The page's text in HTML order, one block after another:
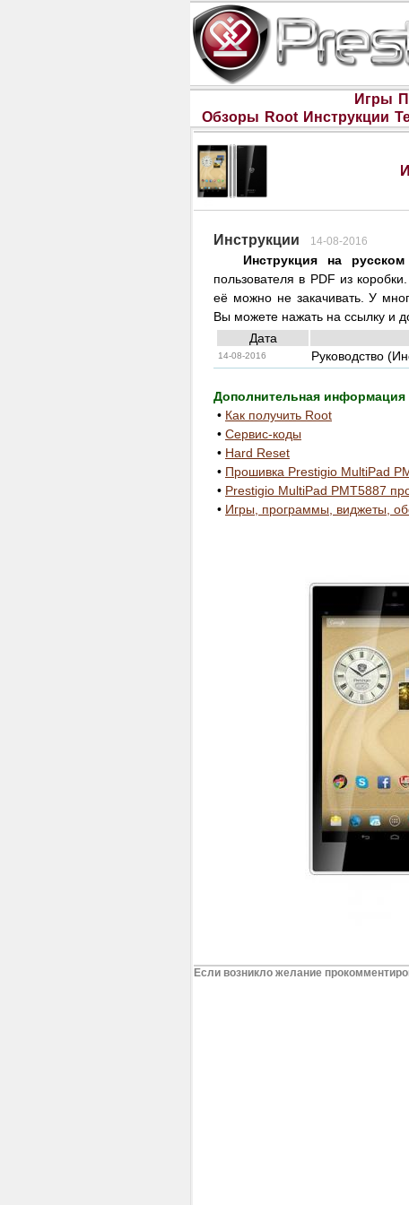
Игры
Обзоры Root Инструкции
Инструкции 14-08-2016
Инструкция на
пользователя в PDF из
её можно не закачивать. У
Вы можете нажать на ссылку и
Дата
14-08-2016 Руководство
Дополнительная информация
• Как получить Root
• Сервис-коды
• Hard Reset
• Прошивка Prestigio MultiPad
• Prestigio MultiPad PMT5887
• Игры, программы, виджеты,
Если возникло желание